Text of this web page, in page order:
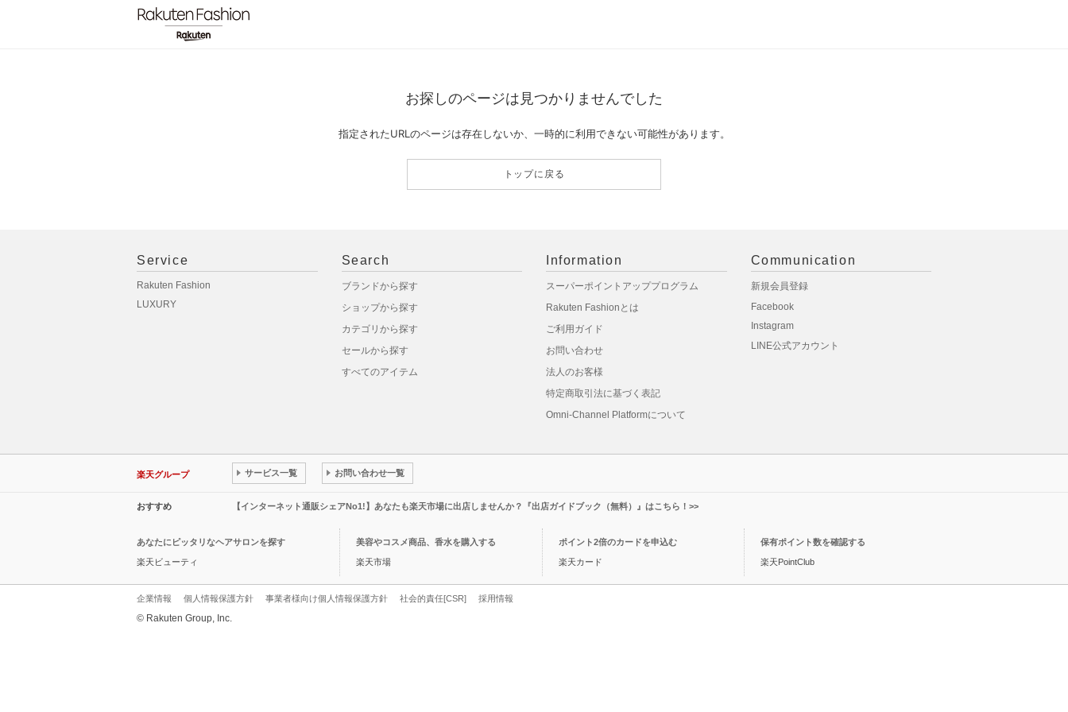
お探しのページは見つかりませんでした
指定されたURLのページは存在しないか、一時的に利用できない可能性があります。
トップに戻る
Service
Rakuten Fashion
LUXURY
Search
ブランドから探す
ショップから探す
カテゴリから探す
セールから探す
すべてのアイテム
Information
スーパーポイントアッププログラム
Rakuten Fashionとは
ご利用ガイド
お問い合わせ
法人のお客様
特定商取引法に基づく表記
Omni-Channel Platformについて
Communication
新規会員登録
Facebook
Instagram
LINE公式アカウント
楽天グループ サービス一覧 お問い合わせ一覧
おすすめ 【インターネット通販シェアNo1!】あなたも楽天市場に出店しませんか？『出店ガイドブック（無料）』はこちら！>>
あなたにピッタリなヘアサロンを探す
楽天ビューティ
美容やコスメ商品、香水を購入する
楽天市場
ポイント2倍のカードを申込む
楽天カード
保有ポイント数を確認する
楽天PointClub
企業情報 個人情報保護方針 事業者様向け個人情報保護方針 社会的責任[CSR] 採用情報
© Rakuten Group, Inc.